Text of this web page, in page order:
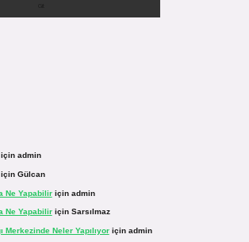
için admin
için Gülcan
Ne Yapabiliriçin admin
Ne Yapabiliriçin Sarsılmaz
Merkezinde Neler Yapılıyoriçin admin